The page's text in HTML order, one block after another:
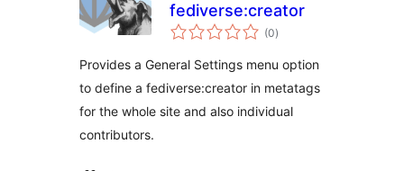
fediverse:creator
(0total
ratings
)
Provides a General Settings menu option
to define a fediverse:creator in metatags
for the whole site and also individual
contributors.